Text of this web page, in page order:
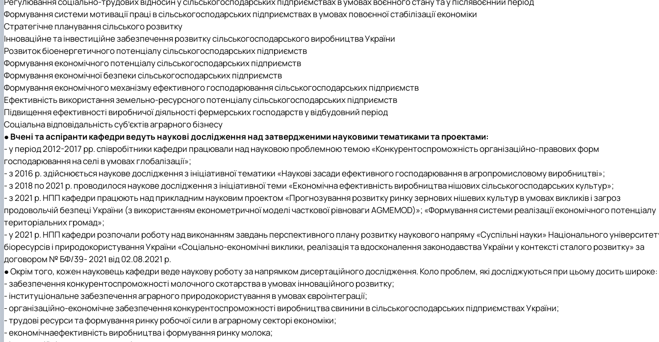
Формування системи мотивації праці в сільськогосподарських підприємствах в умовах повоєнної стабілізації економіки
Стратегічне планування сільського розвитку
Інноваційне та інвестиційне забезпечення розвитку сільськогосподарського виробництва України
Розвиток біоенергетичного потенціалу сільськогосподарських підприємств
Формування економічного потенціалу сільськогосподарських підприємств
Формування економічної безпеки сільськогосподарських підприємств
Формування економічного механізму ефективного господарювання сільськогосподарських підприємств
Ефективність використання земельно-ресурсного потенціалу сільськогосподарських підприємств
Підвищення ефективності виробничої діяльності фермерських господарств у відбудовний період
Соціальна відповідальність суб’єктів аграрного бізнесу
● Вчені та аспіранти кафедри ведуть наукові дослідження над затвердженими науковими тематиками та проектами:
- у період 2012-2017 рр. співробітники кафедри працювали над науковою проблемною темою «Конкурентоспроможність організаційно-правових форм
господарювання на селі в умовах глобалізації»;
- з 2016 р. здійснюється наукове дослідження з ініціативної тематики «Наукові засади ефективного господарювання в агропромисловому виробництві»;
- з 2018 по 2021 р. проводилося наукове дослідження з ініціативної теми «Економічна ефективність виробництва нішових сільськогосподарських культур»;
- з 2021 р. НПП кафедри працюють над прикладним науковим проектом «Прогнозування розвитку ринку зернових нішевих культур в умовах викликів і загроз
продовольчій безпеці України (з використанням економетричної моделі часткової рівноваги AGMEMOD)»; «Формування системи реалізації економічного потенціалу
територіальних громад»;
- у 2021 р. НПП кафедри розпочали роботу над виконанням завдань перспективного плану розвитку наукового напряму «Суспільні науки» Національного
біоресурсів і природокористування України «Соціально-економічні виклики, реалізація та вдосконалення законодавства України у контексті сталого розвитку» за
договором № БФ/39- 2021 від 02.08.2021 р.
● Окрім того, кожен науковець кафедри веде наукову роботу за напрямком дисертаційного дослідження. Коло проблем, які досліджуються при цьому досить широке:
- забезпечення конкурентоспроможності молочного скотарства в умовах інноваційного розвитку;
- інституціональне забезпечення аграрного природокористування в умовах євроінтеграції;
- організаційно-економічне забезпечення конкурентоспроможності виробництва свинини в сільськогосподарських підприємствах України;
- трудові ресурси та формування ринку робочої сили в аграрному секторі економіки;
- економічнаефективність виробництва і формування ринку молока;